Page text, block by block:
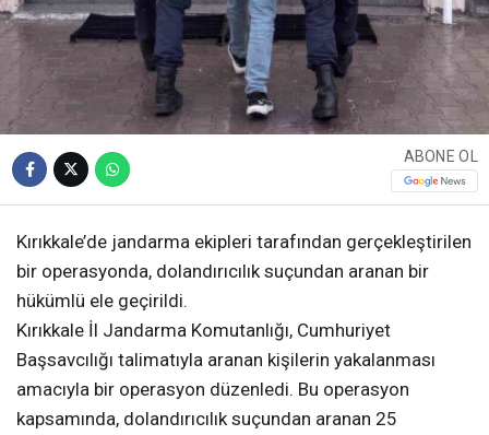
ABONE OL
Kırıkkale’de jandarma ekipleri tarafından gerçekleştirilen
bir operasyonda, dolandırıcılık suçundan aranan bir
hükümlü ele geçirildi.
Kırıkkale İl Jandarma Komutanlığı, Cumhuriyet
Başsavcılığı talimatıyla aranan kişilerin yakalanması
amacıyla bir operasyon düzenledi. Bu operasyon
kapsamında, dolandırıcılık suçundan aranan 25